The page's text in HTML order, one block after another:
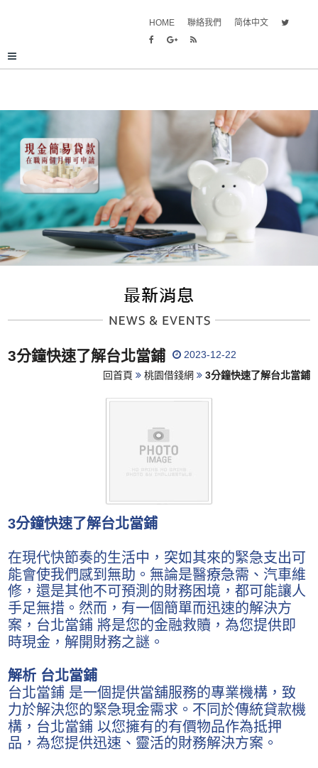
HOME 聯絡我們 简体中文
3分鐘快速了解台北當鋪
2023-12-22
回首頁
桃園借錢網 3分鐘快速了解台北當鋪
3分鐘快速了解台北當鋪
在現代快節奏的生活中，突如其來的緊急支出可
能會使我們感到無助。無論是醫療急需、汽車維
修，還是其他不可預測的財務困境，都可能讓人
手足無措。然而，有一個簡單而迅速的解決方
案，台北當鋪 將是您的金融救贖，為您提供即
時現金，解開財務之謎。
解析 台北當鋪
台北當鋪 是一個提供當舖服務的專業機構，致
力於解決您的緊急現金需求。不同於傳統貸款機
構，台北當鋪 以您擁有的有價物品作為抵押
品，為您提供迅速、靈活的財務解決方案。